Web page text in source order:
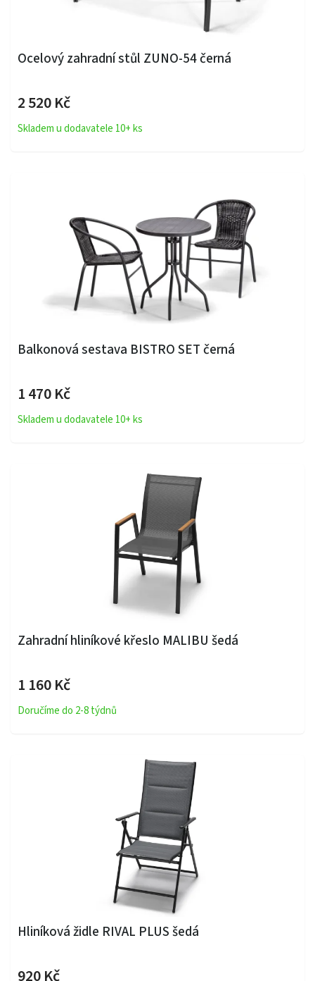
Ocelový zahradní stůl ZUNO-54 černá
2 520 Kč
Skladem u dodavatele 10+ ks
Balkonová sestava BISTRO SET černá
1 470 Kč
Skladem u dodavatele 10+ ks
Zahradní hliníkové křeslo MALIBU šedá
1 160 Kč
Doručíme do 2-8 týdnů
Hliníková židle RIVAL PLUS šedá
920 Kč